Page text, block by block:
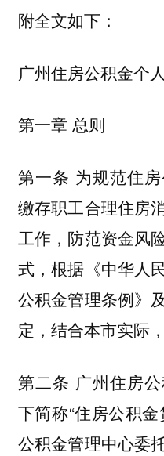
附全文如下：
广州住房公积金个
第一章 总则
第一条 为规范住
缴存职工合理住房
工作，防范资金风
式，根据《中华人
公积金管理条例》
定，结合本市实际
第二条 广州住房
下简称“住房公积
公积金管理中心委